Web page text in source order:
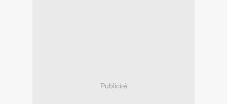
Publicité